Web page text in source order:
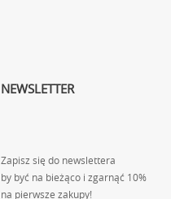
NEWSLETTER
Zapisz się do newslettera
by być na bieżąco i zgarnąć 10%
na pierwsze zakupy!